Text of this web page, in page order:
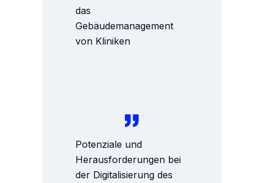
das
Gebäudemanagement
von Kliniken
Potenziale und
Herausforderungen bei
der Digitalisierung des